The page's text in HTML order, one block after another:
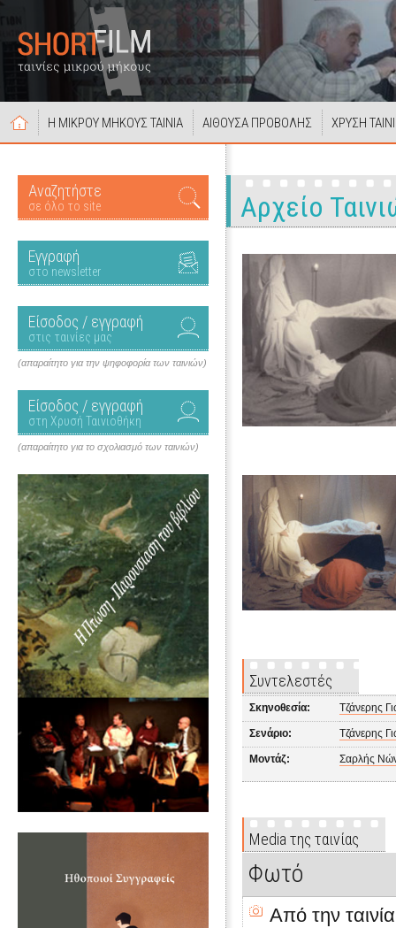
Η ΜΙΚΡΟΥ ΜΗΚΟΥΣ ΤΑΙΝΙΑ ΑΙΘΟΥΣΑ ΠΡΟΒΟΛΗΣ ΧΡΥΣΗ
Αναζητήστε
σε όλο το site
Εγγραφή
στο newsletter
Είσοδος / εγγραφή
στις ταινίες μας
(απαραίτητο για την ψηφοφορία των ταινιών)
Είσοδος / εγγραφή
στη Χρυσή Ταινιοθήκη
(απαραίτητο για το σχολιασμό των ταινιών)
Αρχείο
Συντελεστές
Σκηνοθεσία: Τζάνερης
Σενάριο: Τζάνερης
Μοντάζ: Σαρλής
Media της ταινίας
Φωτό
Από την ταινία